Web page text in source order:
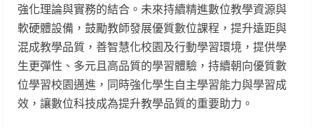
強化理論與實務的結合。未來持續精進數位教學資源與
軟硬體設備，鼓勵教師發展優質數位課程，提升遠距與
混成教學品質，善智慧化校園及行動學習環境，提供學
生更彈性、多元且高品質的學習體驗，持續朝向優質數
位學習校園邁進，同時強化學生自主學習能力與學習成
效，讓數位科技成為提升教學品質的重要助力。